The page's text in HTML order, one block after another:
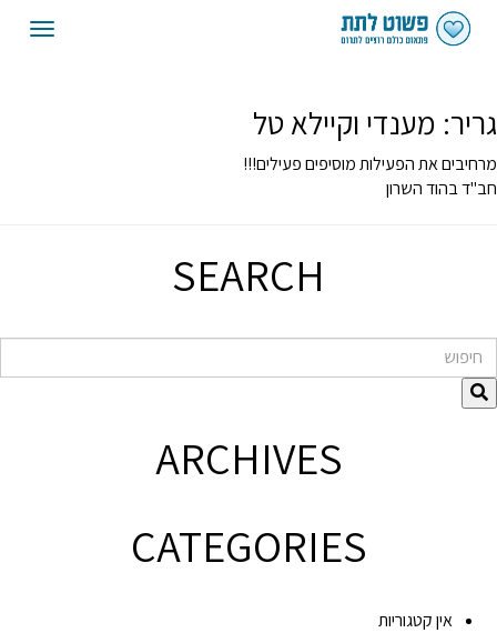
גריר: מענדי וקיילא טל
מרחיבים את הפעילות מוסיפים פעילים!!!
חב"ד בהוד השרון
SEARCH
חיפוש
ARCHIVES
CATEGORIES
אין קטגוריות